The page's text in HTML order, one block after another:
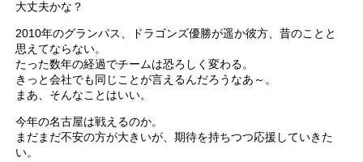
大丈夫かな？
2010年のグランパス、ドラゴンズ優勝が遥か彼方、昔のことと
思えてならない。
たった数年の経過でチームは恐ろしく変わる。
きっと会社でも同じことが言えるんだろうなあ～。
まあ、そんなことはいい。
今年の名古屋は戦えるのか。
まだまだ不安の方が大きいが、期待を持ちつつ応援していきた
い。